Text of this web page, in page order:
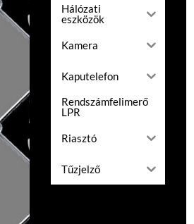
Hálózati
eszközök
Kamera
Kaputelefon
Rendszámfelimerő
LPR
Riasztó
Tűzjelző